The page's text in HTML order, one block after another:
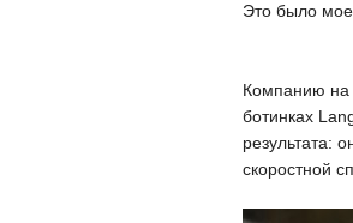
Это было
Компанию на
ботинках
результата:
скоростной